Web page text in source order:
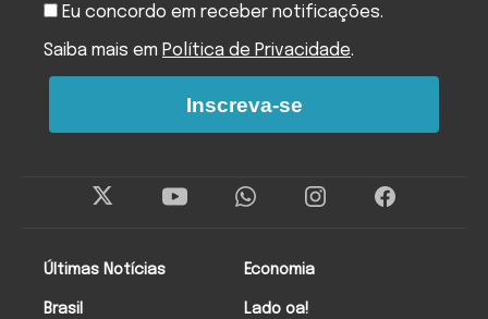
Últimas Notícias
Brasil
Economia
Lado oa!
Eu concordo em receber notificações.
Saiba mais em Política de Privacidade.
Inscreva-se